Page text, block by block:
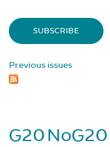
Previous issues
G20NoG20